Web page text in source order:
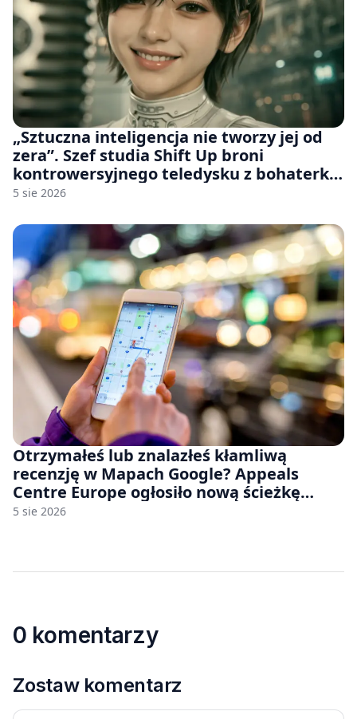
„Sztuczna inteligencja nie tworzy jej od
zera”. Szef studia Shift Up broni
kontrowersyjnego teledysku z bohaterką
Stellar Blade: Blood Rain
5 sie 2026
Otrzymałeś lub znalazłeś kłamliwą
recenzję w Mapach Google? Appeals
Centre Europe ogłosiło nową ścieżkę
odwoławczą dla firm i konsumentów
5 sie 2026
0 komentarzy
Zostaw komentarz